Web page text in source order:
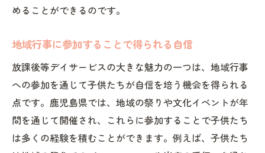
めることができるのです。
地域行事に参加することで得られる自信
放課後等デイサービスの大きな魅力の一つは、地域行事
への参加を通じて子供たちが自信を培う機会を得られる
点です。鹿児島県では、地域の祭りや文化イベントが年
間を通じて開催され、これらに参加することで子供たち
は多くの経験を積むことができます。例えば、子供たち